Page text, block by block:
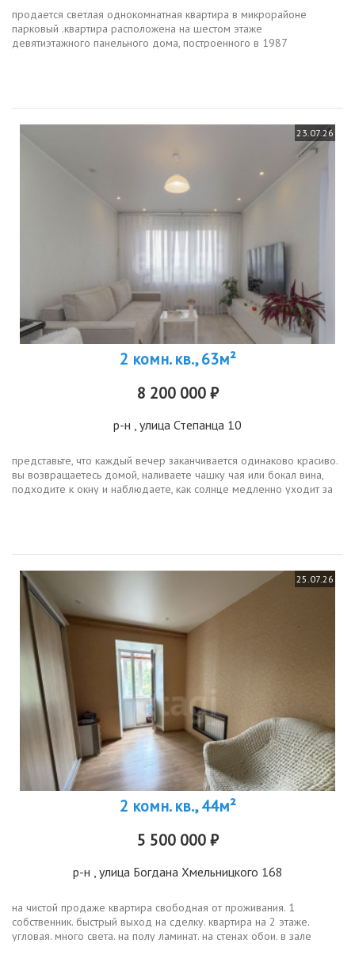
продается светлая однокомнатная квартира в микрорайоне
парковый .квартира расположена на шестом этаже
девятиэтажного панельного дома, построенного в 1987
23.07.26
2 комн. кв., 63м²
8 200 000 ₽
р-н , улица Степанца 10
представьте, что каждый вечер заканчивается одинаково красиво.
вы возвращаетесь домой, наливаете чашку чая или бокал вина,
подходите к окну и наблюдаете, как солнце медленно уходит за
25.07.26
2 комн. кв., 44м²
5 500 000 ₽
р-н , улица Богдана Хмельницкого 168
на чистой продаже квартира свободная от проживания. 1
собственник. быстрый выход на сделку. квартира на 2 этаже.
угловая. много света. на полу ламинат. на стенах обои. в зале